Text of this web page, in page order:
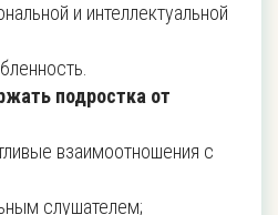
и интеллектуальной
подростка от
взаимоотношения с
слушателем;